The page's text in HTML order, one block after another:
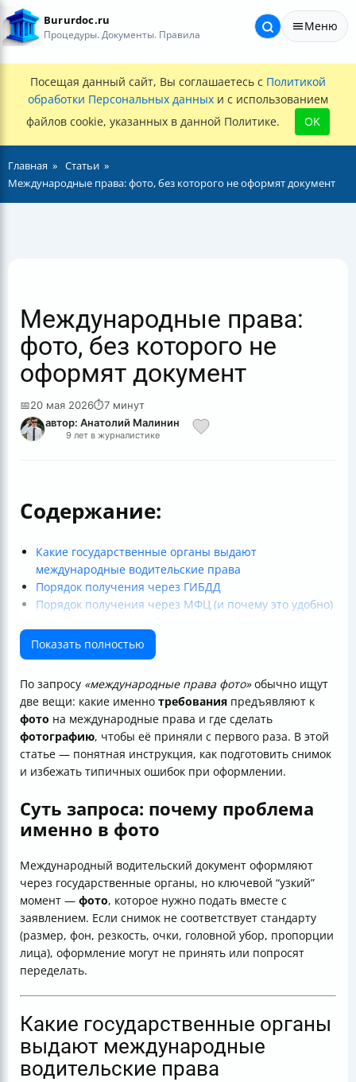
Bururdoc.ru
Процедуры. Документы. Правила
Меню
Посещая данный сайт, Вы соглашаетесь с Политикой
обработки Персональных данных и с использованием
файлов cookie, указанных в данной Политике.
OK
Главная
Статьи
Международные права: фото, без которого не оформят документ
Международные права:
фото, без которого не
оформят документ
📅20 мая 2026⏱7 минут
автор: Анатолий Малинин
9 лет в журналистике
Содержание:
Какие государственные органы выдают
международные водительские права
Порядок получения через ГИБДД
Порядок получения через МФЦ (и почему это удобно)
международных водительских прав
Срок действия международных водительских прав
международных прав
Можно ли использовать очки на фото
Можно ли использовать ретушь или “обработку”
Допускается ли фоторетушь: практическая
формулировка
Нужно ли сниматься в тёмной одежде для фото на
Где можно сделать фото, соответствующее
требованиям
Как подготовиться к фотосессии для международных
прав
Типичные проблемы при самостоятельном
изготовлении фото
Как гарантируется соответствие фотографий
требованиям
Сколько времени занимает изготовление фото
прав
Итог
Показать полностью
По запросу «международные права фото»обычно ищут
две вещи: какие именно требования предъявляют к
фото на международные права и где сделать
фотографию, чтобы её приняли с первого раза. В этой
статье — понятная инструкция, как подготовить снимок
и избежать типичных ошибок при оформлении.
Суть запроса: почему проблема
именно в фото
Международный водительский документ оформляют
через государственные органы, но ключевой “узкий”
момент — фото, которое нужно подать вместе с
заявлением. Если снимок не соответствует стандарту
(размер, фон, резкость, очки, головной убор, пропорции
лица), оформление могут не принять или попросят
переделать.
Какие государственные органы
выдают международные
водительские права